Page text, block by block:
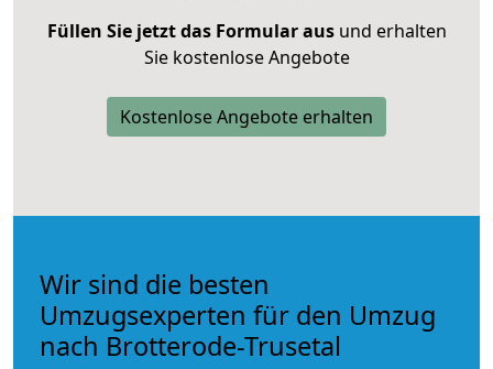
Füllen Sie jetzt das Formular ausund erhalten
Sie kostenlose Angebote
Kostenlose Angebote erhalten
Wir sind die besten
Umzugsexperten für den Umzug
nach Brotterode-Trusetal